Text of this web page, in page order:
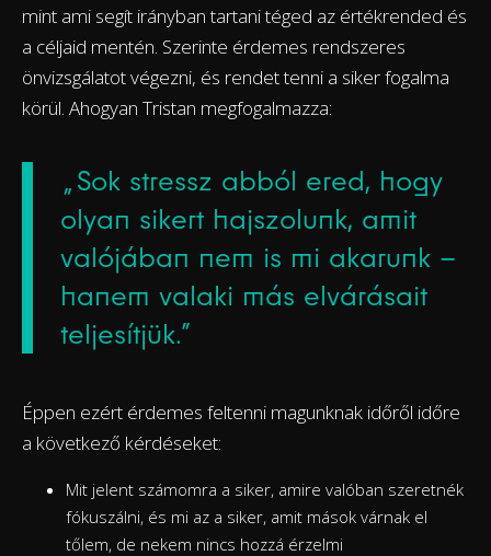
mint ami segít irányban tartani téged az értékrended és
a céljaid mentén. Szerinte érdemes rendszeres
önvizsgálatot végezni, és rendet tenni a siker fogalma
körül. Ahogyan Tristan megfogalmazza:
„Sok stressz abból ered, hogy
olyan sikert hajszolunk, amit
valójában nem is mi akarunk –
hanem valaki más elvárásait
teljesítjük.”
Éppen ezért érdemes feltenni magunknak időről időre
a következő kérdéseket:
Mit jelent számomra a siker, amire valóban szeretnék
fókuszálni, és mi az a siker, amit mások várnak el
tőlem, de nekem nincs hozzá érzelmi